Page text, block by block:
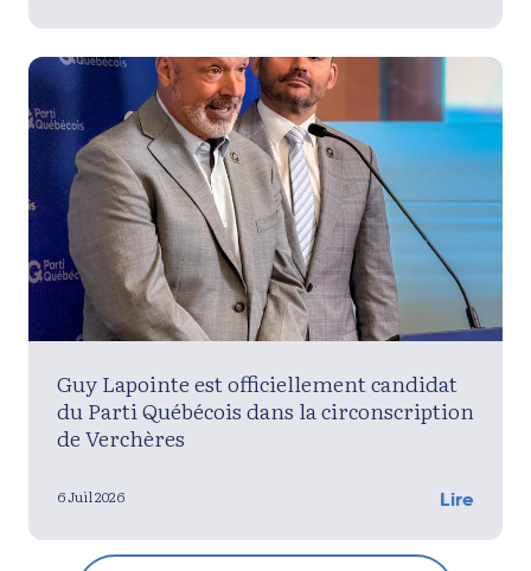
Guy Lapointe est officiellement candidat
du Parti Québécois dans la circonscription
de Verchères
6 Juil 2026 Lire